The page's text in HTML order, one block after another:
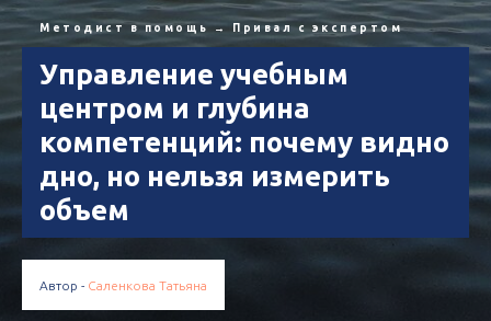
Методист в помощь→ Привал с экспертом
Управление учебным
центром и глубина
компетенций: почему видно
дно, но нельзя измерить
объем
Автор - Саленкова Татьяна